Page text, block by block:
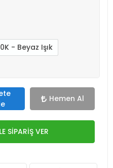
- Beyaz Işık
Hemen Al
SİPARİŞ VER